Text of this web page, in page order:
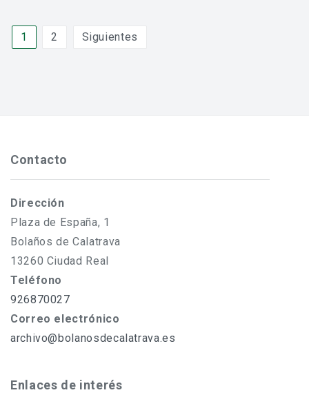
Paginación
1 2 Siguientes
Contacto
Dirección
Plaza de España, 1
Bolaños de Calatrava
13260 Ciudad Real
Teléfono
926870027
Correo electrónico
archivo@bolanosdecalatrava.es
Enlaces de interés